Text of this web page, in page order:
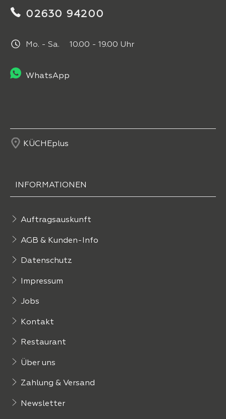
02630 94200
Mo. - Sa. 10.00 - 19.00 Uhr
WhatsApp
KÜCHEplus
INFORMATIONEN
Auftragsauskunft
AGB & Kunden-Info
Datenschutz
Impressum
Jobs
Kontakt
Restaurant
Über uns
Zahlung & Versand
Newsletter